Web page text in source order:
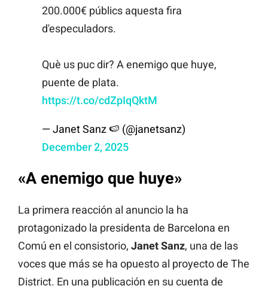
200.000€ públics aquesta fira
d'especuladors.
Què us puc dir? A enemigo que huye,
puente de plata.
https://t.co/cdZpIqQktM
— Janet Sanz 🍉 (@janetsanz)
December 2, 2025
«A enemigo que huye»
La primera reacción al anuncio la ha
protagonizado la presidenta de Barcelona en
Comú en el consistorio, JanetSanz, una de las
voces que más se ha opuesto al proyecto de The
District. En una publicación en su cuenta de